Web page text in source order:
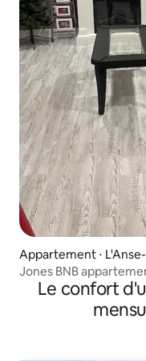
Appartement ⋅
Jones BNB
Queen size. Wifi
Le confort